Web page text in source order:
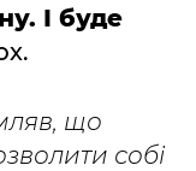
І буде
що
собі